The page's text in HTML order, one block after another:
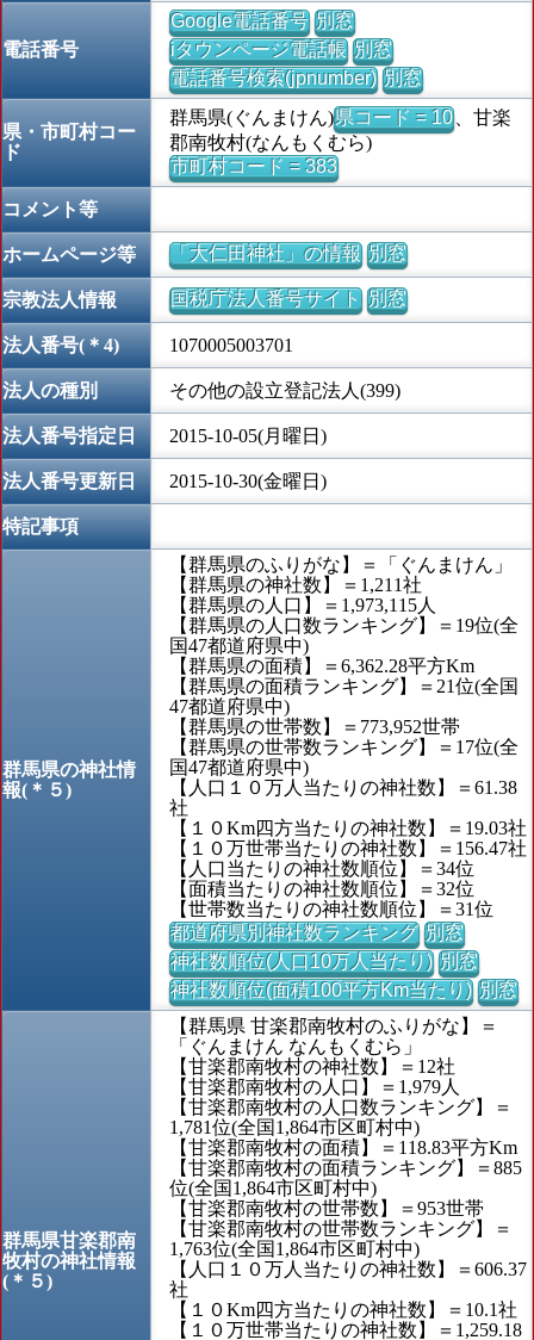
電話番号
Google電話番号 別窓
iタウンページ電話帳 別窓
電話番号検索(jpnumber) 別窓
県・市町村コー
ド
群馬県(ぐんまけん)県コード = 10、甘楽
郡南牧村(なんもくむら)
市町村コード = 383
コメント等
ホームページ等 「大仁田神社」の情報 別窓
宗教法人情報 国税庁法人番号サイト 別窓
法人番号(＊4) 1070005003701
法人の種別 その他の設立登記法人(399)
法人番号指定日 2015-10-05(月曜日)
法人番号更新日 2015-10-30(金曜日)
特記事項
群馬県の神社情
報(＊５)
【群馬県のふりがな】＝「ぐんまけん」
【群馬県の神社数】＝1,211社
【群馬県の人口】＝1,973,115人
【群馬県の人口数ランキング】＝19位(全
国47都道府県中)
【群馬県の面積】＝6,362.28平方Km
【群馬県の面積ランキング】＝21位(全国
47都道府県中)
【群馬県の世帯数】＝773,952世帯
【群馬県の世帯数ランキング】＝17位(全
国47都道府県中)
【人口１０万人当たりの神社数】＝61.38
社
【１０Km四方当たりの神社数】＝19.03社
【１０万世帯当たりの神社数】＝156.47社
【人口当たりの神社数順位】＝34位
【面積当たりの神社数順位】＝32位
【世帯数当たりの神社数順位】＝31位
都道府県別神社数ランキング 別窓
神社数順位(人口10万人当たり) 別窓
神社数順位(面積100平方Km当たり) 別窓
群馬県甘楽郡南
牧村の神社情報
(＊５)
【群馬県 甘楽郡南牧村のふりがな】＝
「ぐんまけん なんもくむら」
【甘楽郡南牧村の神社数】＝12社
【甘楽郡南牧村の人口】＝1,979人
【甘楽郡南牧村の人口数ランキング】＝
1,781位(全国1,864市区町村中)
【甘楽郡南牧村の面積】＝118.83平方Km
【甘楽郡南牧村の面積ランキング】＝885
位(全国1,864市区町村中)
【甘楽郡南牧村の世帯数】＝953世帯
【甘楽郡南牧村の世帯数ランキング】＝
1,763位(全国1,864市区町村中)
【人口１０万人当たりの神社数】＝606.37
社
【１０Km四方当たりの神社数】＝10.1社
【１０万世帯当たりの神社数】＝1,259.18